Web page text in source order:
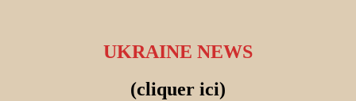
UKRAINE NEWS
(cliquer ici)